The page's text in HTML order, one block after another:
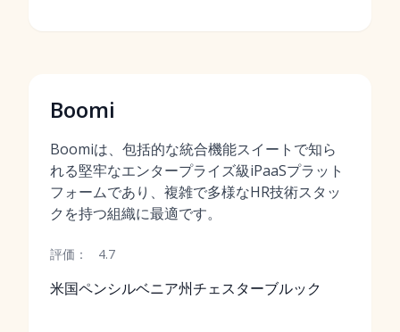
Boomi
Boomiは、包括的な統合機能スイートで知ら
れる堅牢なエンタープライズ級iPaaSプラット
フォームであり、複雑で多様なHR技術スタッ
クを持つ組織に最適です。
評価： 4.7
米国ペンシルベニア州チェスターブルック